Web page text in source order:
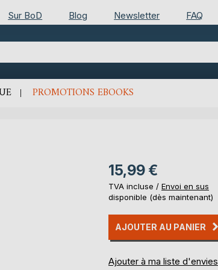
Sur BoD Blog Newsletter FAQ
PROMOTIONS EBOOKS
15,99 €
TVA incluse / Envoi en sus
disponible (dès maintenant)
AJOUTER AU PANIER
Ajouter à ma liste d'envies